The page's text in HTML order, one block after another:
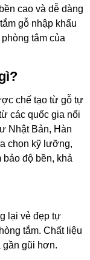
cao và dễ dàng
gỗ nhập khẩu
tắm của
chế tạo từ gỗ tự
các quốc gia nổi
Nhật Bản, Hàn
chọn kỹ lưỡng,
độ bền, khả
lại vẻ đẹp tự
tắm. Chất liệu
gần gũi hơn.